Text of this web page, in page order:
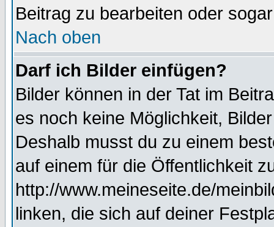
Beitrag zu bearbeiten oder
Nach oben
Darf ich Bilder einfügen?
Bilder können in der Tat im
es noch keine Möglichkeit,
Deshalb musst du zu einem
auf einem für die Öffentlichkeit
http://www.meineseite.de/
linken, die sich auf deiner